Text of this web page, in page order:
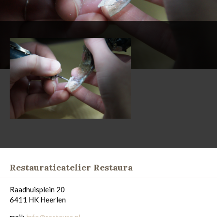
Restauratieatelier Restaura
Raadhuisplein 20
6411 HK Heerlen